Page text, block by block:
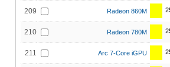
209 Radeon 860M
210 Radeon 780M
211 Arc 7-Core iGPU